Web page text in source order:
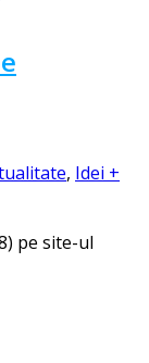
, Idei +
pe site-ul